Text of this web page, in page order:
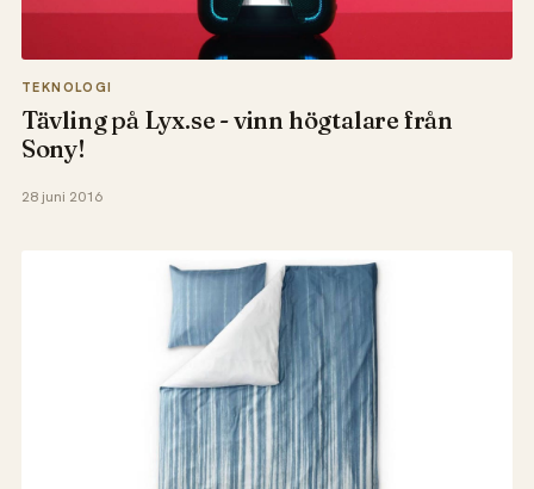
TEKNOLOGI
Tävling på Lyx.se - vinn högtalare från
Sony!
28 juni 2016